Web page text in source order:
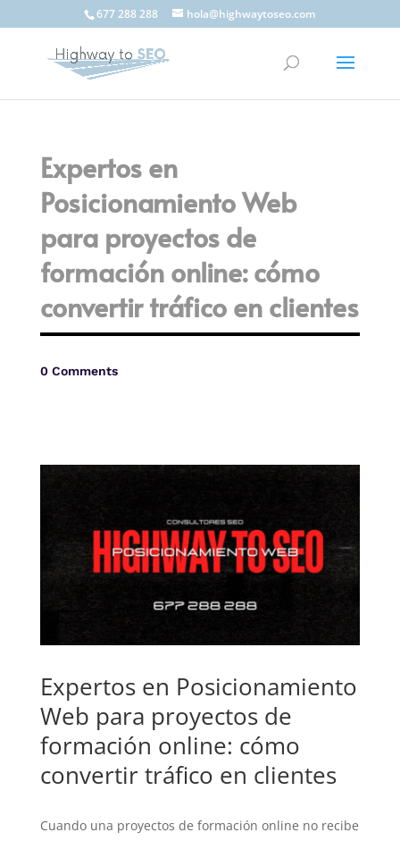
677 288 288 hola@highwaytoseo.com
Expertos en
Posicionamiento Web
para proyectos de
formación online: cómo
convertir tráfico en clientes
0 Comments
Expertos en Posicionamiento
Web para proyectos de
formación online: cómo
convertir tráfico en clientes
Cuando una proyectos de formación online no recibe